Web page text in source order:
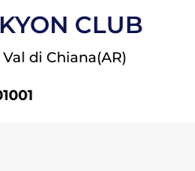
Salute
CLUB
di Chiana(AR)